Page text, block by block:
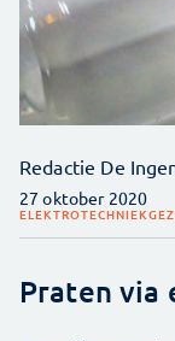
Redactie De
27 oktober 2020
ELEKTROTECHNIEK
Praten via